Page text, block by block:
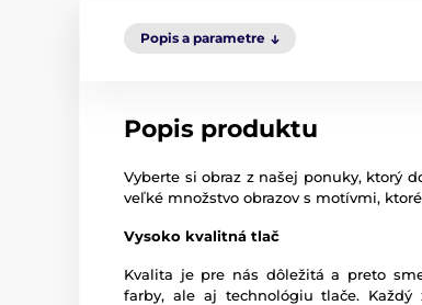
Popis a parametre
Popis produktu
Vyberte si obraz z našej ponuky, ktorý
veľké množstvo obrazov s motívmi,
Vysoko kvalitná tlač
Kvalita je pre nás dôležitá a preto
farby, ale aj technológiu tlače.